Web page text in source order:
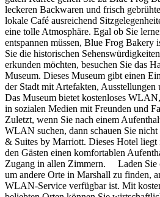
leckeren Backwaren und frisch
lokale Café ausreichend
eine tolle Atmosphäre. Egal ob Sie
entspannen müssen, Blue Frog
Sie die historischen
erkunden möchten, besuchen Sie das
Museum. Dieses Museum gibt einen
der Stadt mit Artefakten,
Das Museum bietet kostenloses
in sozialen Medien mit Freunden und
Zuletzt, wenn Sie nach einem
WLAN suchen, dann schauen Sie
& Suites by Marriott. Dieses Hotel liegt
den Gästen einen komfortablen
Zugang in allen Zimmern. Laden Sie
um andere Orte in Marshall zu finden,
WLAN-Service verfügbar ist. Mit